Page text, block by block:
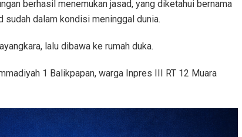
berhasil menemukan jasad, yang diketahui bernama
sudah dalam kondisi meninggal dunia.
lalu dibawa ke rumah duka.
1 Balikpapan, warga Inpres III RT 12 Muara